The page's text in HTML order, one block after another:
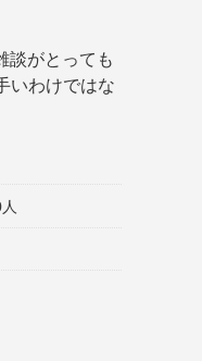
談がとっても
いわけではな